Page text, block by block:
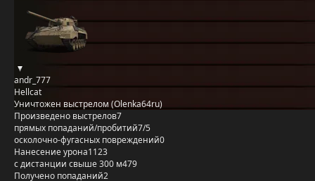
andr_777
Hellcat
Уничтожен выстрелом (Olenka64ru)
Произведено выстрелов7
прямых попаданий/пробитий7/5
осколочно-фугасных повреждений0
Нанесение урона1123
с дистанции свыше 300 м479
Получено попаданий2